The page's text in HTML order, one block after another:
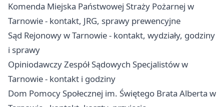
Komenda Miejska Państwowej Straży Pożarnej w
Tarnowie - kontakt, JRG, sprawy prewencyjne
Sąd Rejonowy w Tarnowie - kontakt, wydziały, godziny
i sprawy
Opiniodawczy Zespół Sądowych Specjalistów w
Tarnowie - kontakt i godziny
Dom Pomocy Społecznej im. Świętego Brata Alberta w